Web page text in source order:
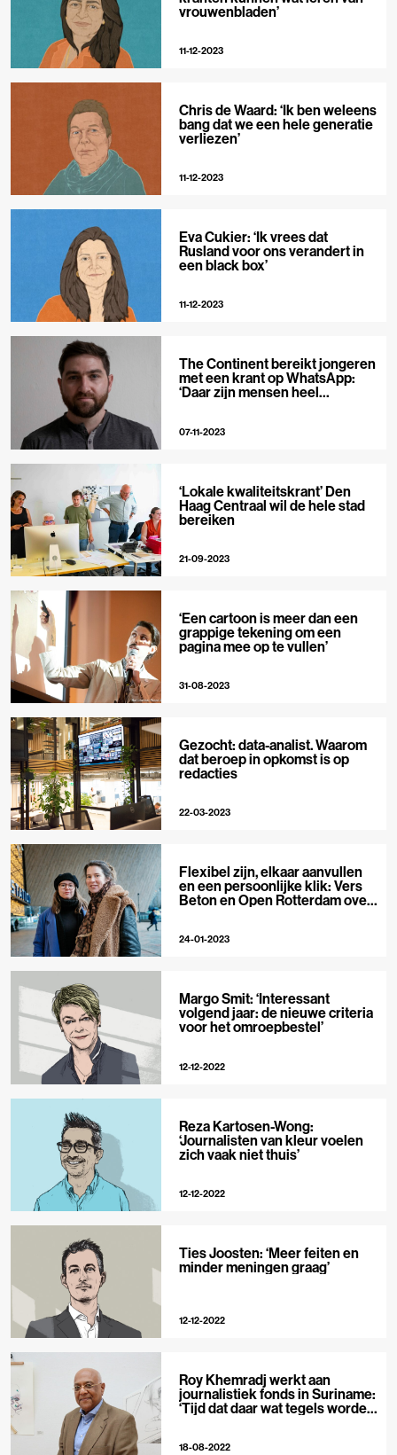
vrouwenbladen’
11-12-2023
Chris de Waard: ‘Ik ben weleens
bang dat we een hele generatie
verliezen’
11-12-2023
Eva Cukier: ‘Ik vrees dat
Rusland voor ons verandert in
een black box’
11-12-2023
The Continent bereikt jongeren
met een krant op WhatsApp:
‘Daar zijn mensen heel
07-11-2023
‘Lokale kwaliteitskrant’ Den
Haag Centraal wil de hele stad
bereiken
21-09-2023
‘Een cartoon is meer dan een
grappige tekening om een
pagina mee op te vullen’
31-08-2023
Gezocht: data-analist. Waarom
dat beroep in opkomst is op
redacties
22-03-2023
Flexibel zijn, elkaar aanvullen
en een persoonlijke klik: Vers
Beton en Open Rotterdam over
24-01-2023
Margo Smit: ‘Interessant
volgend jaar: de nieuwe criteria
voor het omroepbestel’
12-12-2022
Reza Kartosen-Wong:
‘Journalisten van kleur voelen
zich vaak niet thuis’
12-12-2022
Ties Joosten: ‘Meer feiten en
minder meningen graag’
12-12-2022
Roy Khemradj werkt aan
journalistiek fonds in Suriname:
‘Tijd dat daar wat tegels worden
18-08-2022